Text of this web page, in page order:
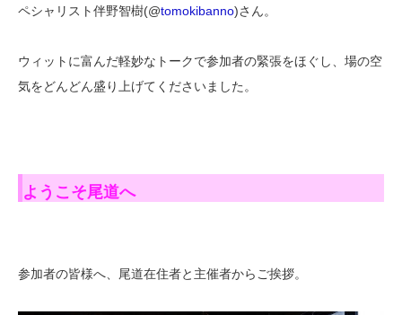
ペシャリスト伴野智樹(@tomokibanno)さん。
ウィットに富んだ軽妙なトークで参加者の緊張をほぐし、場の空
気をどんどん盛り上げてくださいました。
ようこそ尾道へ
参加者の皆様へ、尾道在住者と主催者からご挨拶。